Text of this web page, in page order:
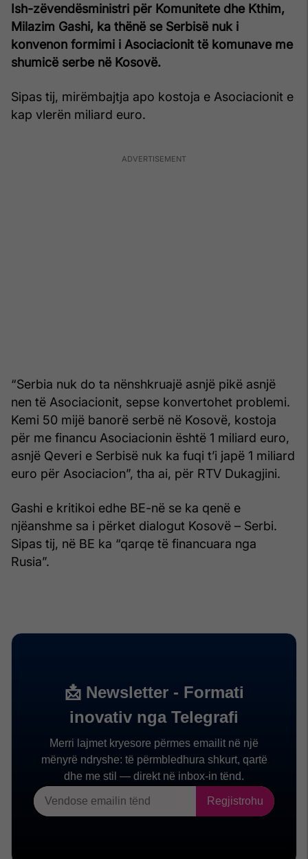
Ish-zëvendësministri për Komunitete dhe Kthim,
Milazim Gashi, ka thënë se Serbisë nuk i
konvenon formimi i Asociacionit të komunave me
shumicë serbe në Kosovë.
Sipas tij, mirëmbajtja apo kostoja e Asociacionit e
kap vlerën miliard euro.
“Serbia nuk do ta nënshkruajë asnjë pikë asnjë
nen të Asociacionit, sepse konvertohet problemi.
Kemi 50 mijë banorë serbë në Kosovë, kostoja
për me financu Asociacionin është 1 miliard euro,
asnjë Qeveri e Serbisë nuk ka fuqi t’i japë 1 miliard
euro për Asociacion”, tha ai, për RTV Dukagjini.
Gashi e kritikoi edhe BE-në se ka qenë e
njëanshme sa i përket dialogut Kosovë – Serbi.
Sipas tij, në BE ka “qarqe të financuara nga
Rusia”.